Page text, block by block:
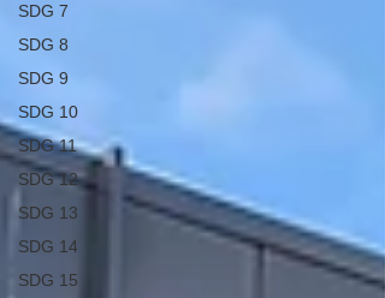
SDG 7
SDG 8
SDG 9
SDG 10
SDG 11
SDG 12
SDG 13
SDG 14
SDG 15